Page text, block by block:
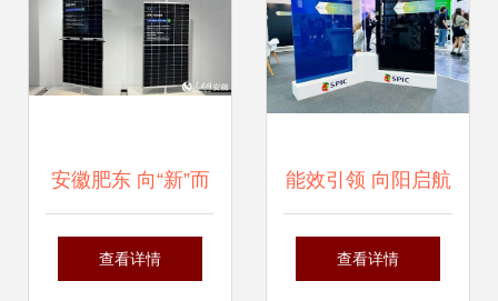
安徽肥东 向“新”而
行 追“光”逐链蓄动
查看详情
能效引领 向阳启航
丨黄河公司TBC新
查看详情